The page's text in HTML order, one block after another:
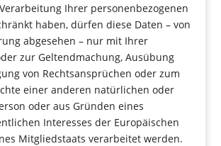
Ihrer personenbezogenen
haben, dürfen diese Daten – von
abgesehen – nur mit Ihrer
zur Geltendmachung, Ausübung
von Rechtsansprüchen oder zum
einer anderen natürlichen oder
oder aus Gründen eines
Interesses der Europäischen
Mitgliedstaats verarbeitet werden.